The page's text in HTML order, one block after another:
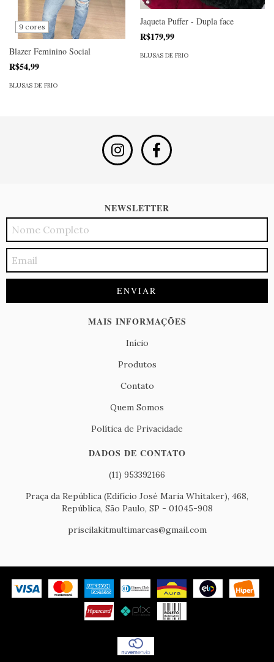
9 cores
Blazer Feminino Social
R$54,99
BLUSAS DE FRIO
Jaqueta Puffer - Dupla face
R$179,99
BLUSAS DE FRIO
NEWSLETTER
MAIS INFORMAÇÕES
Início
Produtos
Contato
Quem Somos
Política de Privacidade
DADOS DE CONTATO
(11) 953392166
Praça da República (Edifício José Maria Whitaker), 468,
República, São Paulo, SP - 01045-908
priscilakitmultimarcas@gmail.com